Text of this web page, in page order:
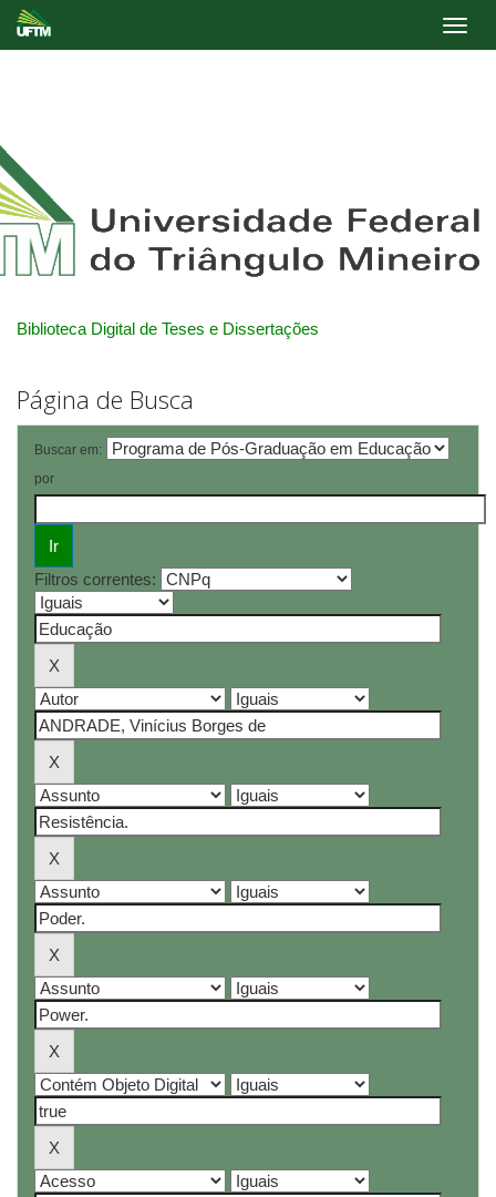
Biblioteca Digital de Teses e Dissertações
Página de Busca
Buscar em:
por
Filtros correntes: